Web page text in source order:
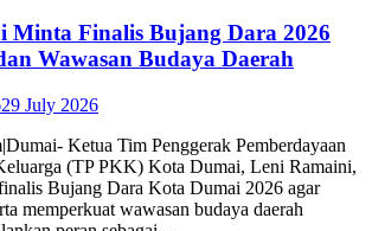
Minta Finalis Bujang Dara 2026
Wawasan Budaya Daerah
29 July 2026
Ketua Tim Penggerak Pemberdayaan
(TP PKK) Kota Dumai, Leni Ramaini,
Bujang Dara Kota Dumai 2026 agar
memperkuat wawasan budaya daerah